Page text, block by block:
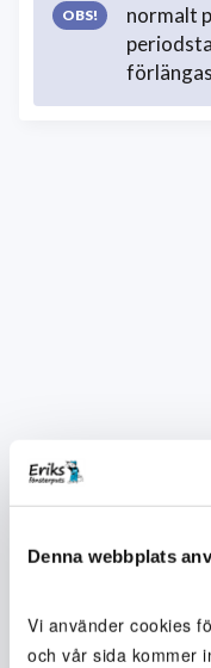
Denna webbplats
Vi använder cookies
och vår sida kommer
normalt